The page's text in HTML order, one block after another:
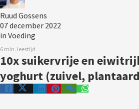
Ruud Gossens
07 december 2022
in Voeding
6 min. leestijd
10x suikervrije en
yoghurt (zuivel,